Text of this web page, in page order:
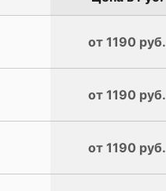
от 1190 руб.
от 1190 руб.
от 1190 руб.